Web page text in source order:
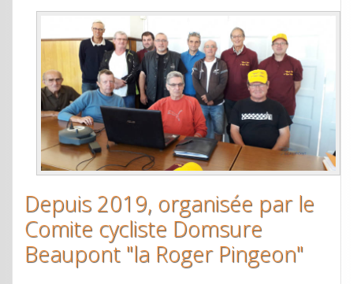
Depuis 2019, organisée par le
Comite cycliste Domsure
Beaupont "la Roger Pingeon"